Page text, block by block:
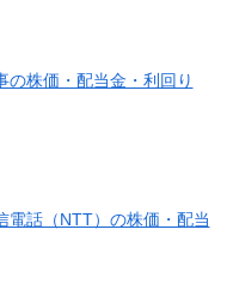
の株価・配当金・利回り
電話（NTT）の株価・配当